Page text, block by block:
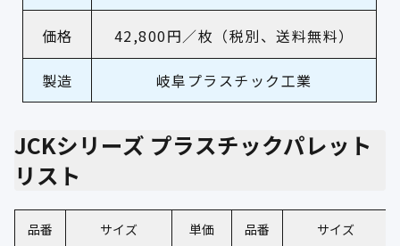
価格 42,800円／枚（税別、送料無料）
製造 岐阜プラスチック工業
JCKシリーズ プラスチックパレット
リスト
品番 サイズ 単価 品番 サイズ